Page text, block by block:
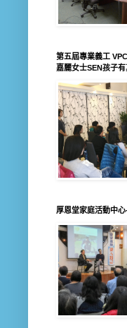
第五屆專業義工
嘉麗女士SEN孩子
厚恩堂家庭活動中